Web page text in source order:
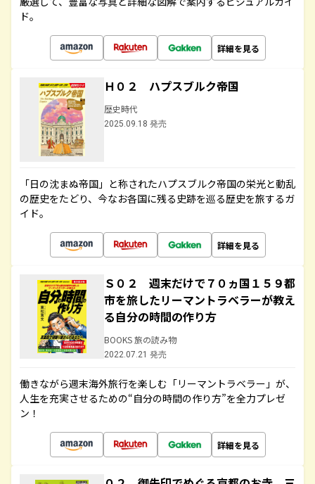
ド。
詳細を見る
Ｈ０２ ハプスブルク帝国
歴史時代
2025.09.18 発売
「日の沈まぬ帝国」と称されたハプスブルク帝国の栄光と動乱
の歴史をたどり、今なお各国に残る史跡を巡る歴史を旅するガ
イド。
詳細を見る
Ｓ０２ 週末だけで７０ヵ国１５９都
市を旅したリーマントラベラーが教え
る自分の時間の作り方
BOOKS 旅の読み物
2022.07.21 発売
働きながら週末海外旅行を楽しむ「リーマントラベラー」が、
人生を充実させるための“自分の時間の作り方”を全力プレゼ
ン！
詳細を見る